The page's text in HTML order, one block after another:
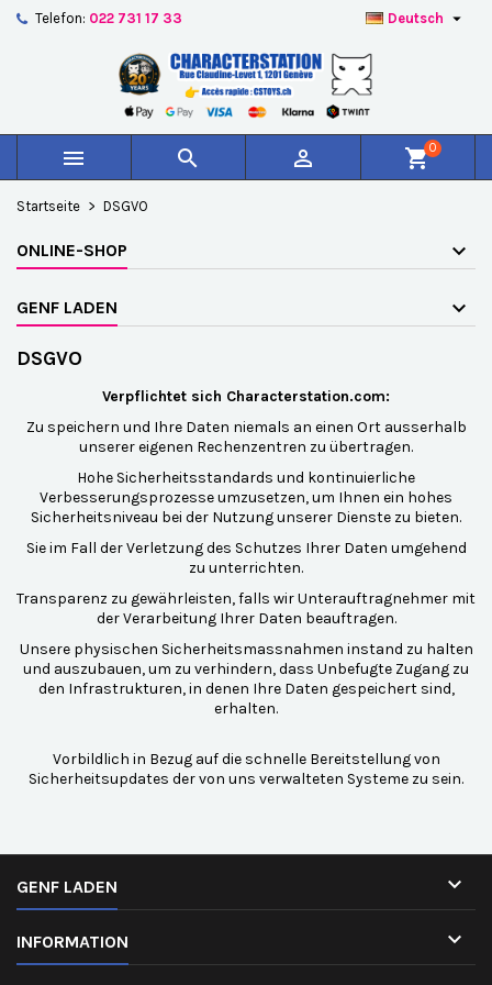
Telefon: 022 731 17 33 Deutsch 
   shopping_cart0
Startseite DSGVO
ONLINE-SHOP
GENF LADEN
DSGVO
Verpflichtet sich Characterstation.com:
Zu speichern und Ihre Daten niemals an einen Ort ausserhalb
unserer eigenen Rechenzentren zu übertragen.
Hohe Sicherheitsstandards und kontinuierliche
Verbesserungsprozesse umzusetzen, um Ihnen ein hohes
Sicherheitsniveau bei der Nutzung unserer Dienste zu bieten.
Sie im Fall der Verletzung des Schutzes Ihrer Daten umgehend
zu unterrichten.
Transparenz zu gewährleisten, falls wir Unterauftragnehmer mit
der Verarbeitung Ihrer Daten beauftragen.
Unsere physischen Sicherheitsmassnahmen instand zu halten
und auszubauen, um zu verhindern, dass Unbefugte Zugang zu
den Infrastrukturen, in denen Ihre Daten gespeichert sind,
erhalten.
Vorbildlich in Bezug auf die schnelle Bereitstellung von
Sicherheitsupdates der von uns verwalteten Systeme zu sein.
GENF LADEN 
INFORMATION 
Create new list
((confirmMessage))
((cancelText)) ((modalDeleteText))
Name der Wunschliste
Sie müssen angemeldet sein, um Artikel Ihrer
Wunschliste hinzufügen zu können.